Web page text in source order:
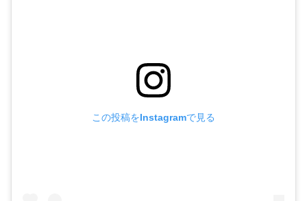
この投稿をInstagramで見る